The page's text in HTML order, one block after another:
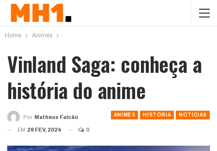
Home Animes
Vinland Saga: conheça a
história do anime
ANIMES HISTÓRIA NOTÍCIAS
Por Matheus Falcão
EM 28 FEV, 2024 0